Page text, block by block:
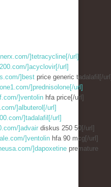
]tetracycline[/url]
]acyclovir[/url]
]best price generic tadalafil[/
]prednisolone[/url]
]ventolin hfa price[/url]
]albuterol[/url]
]tadalafil[/url]
]advair diskus 250 50[/url]
]ventolin hfa 90 mcg[/url]
]dapoxetine premature